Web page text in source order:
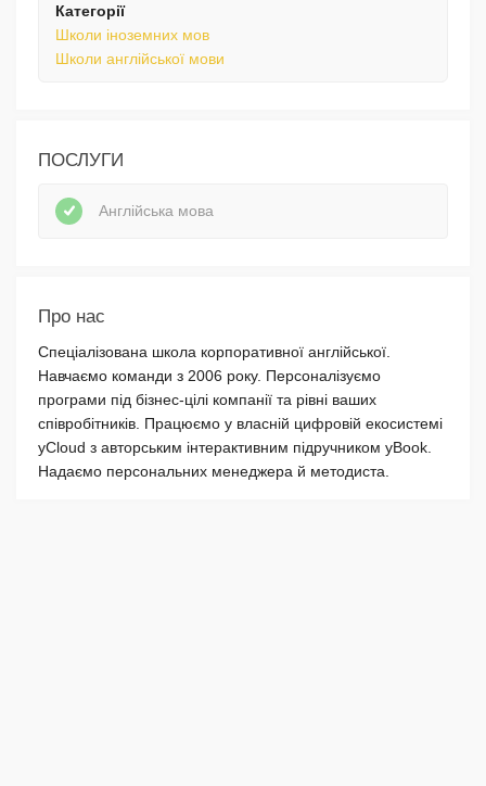
Категорії
Школи іноземних мов
Школи англійської мови
ПОСЛУГИ
Англійська мова
Про нас
Спеціалізована школа корпоративної англійської.
Навчаємо команди з 2006 року. Персоналізуємо
програми під бізнес-цілі компанії та рівні ваших
співробітників. Працюємо у власній цифровій екосистемі
yCloud з авторським інтерактивним підручником yBook.
Надаємо персональних менеджера й методиста.